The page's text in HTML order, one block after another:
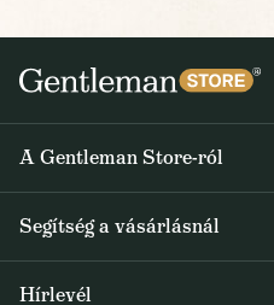
A Gentleman Store-ról
Rólunk
Journal
Segítség a vásárlásnál
Hírlevél